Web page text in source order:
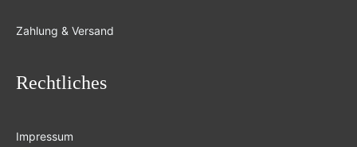
Zahlung & Versand
Rechtliches
Impressum